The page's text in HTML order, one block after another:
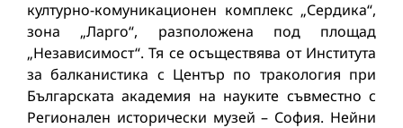
културно-комуникационен комплекс „Сердика“,
зона „Ларго“, разположена под площад
„Независимост“. Тя се осъществява от Института
за балканистика с Център по тракология при
Българската академия на науките съвместно с
Регионален исторически музей – София. Нейни